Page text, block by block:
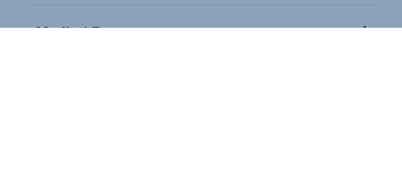
Media / Presse